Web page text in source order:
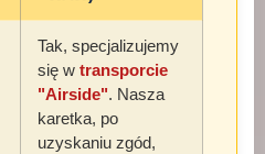
Tak, specjalizujemy
się w transporcie
"Airside". Nasza
karetka, po
uzyskaniu zgód,